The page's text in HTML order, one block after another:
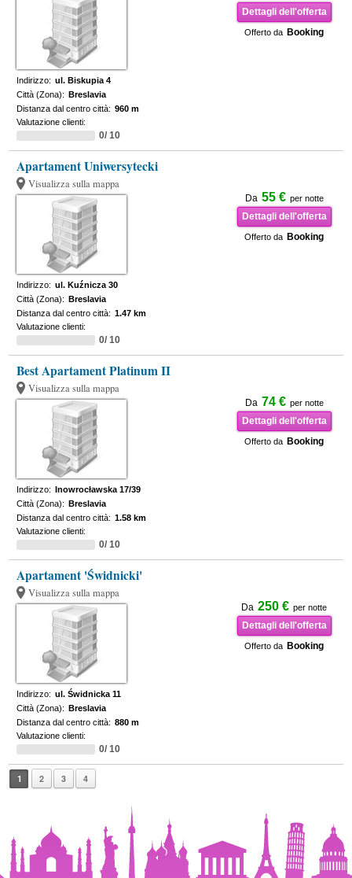
Dettagli dell'offerta
Offerto da Booking
Indirizzo: ul. Biskupia 4
Città (Zona): Breslavia
Distanza dal centro città: 960 m
Valutazione clienti:
0/ 10
Apartament Uniwersytecki
Visualizza sulla mappa
Da 55 € per notte
Dettagli dell'offerta
Offerto da Booking
Indirizzo: ul. Kuźnicza 30
Città (Zona): Breslavia
Distanza dal centro città: 1.47 km
Valutazione clienti:
0/ 10
Best Apartament Platinum II
Visualizza sulla mappa
Da 74 € per notte
Dettagli dell'offerta
Offerto da Booking
Indirizzo: Inowrocławska 17/39
Città (Zona): Breslavia
Distanza dal centro città: 1.58 km
Valutazione clienti:
0/ 10
Apartament 'Świdnicki'
Visualizza sulla mappa
Da 250 € per notte
Dettagli dell'offerta
Offerto da Booking
Indirizzo: ul. Świdnicka 11
Città (Zona): Breslavia
Distanza dal centro città: 880 m
Valutazione clienti:
0/ 10
1 2 3 4